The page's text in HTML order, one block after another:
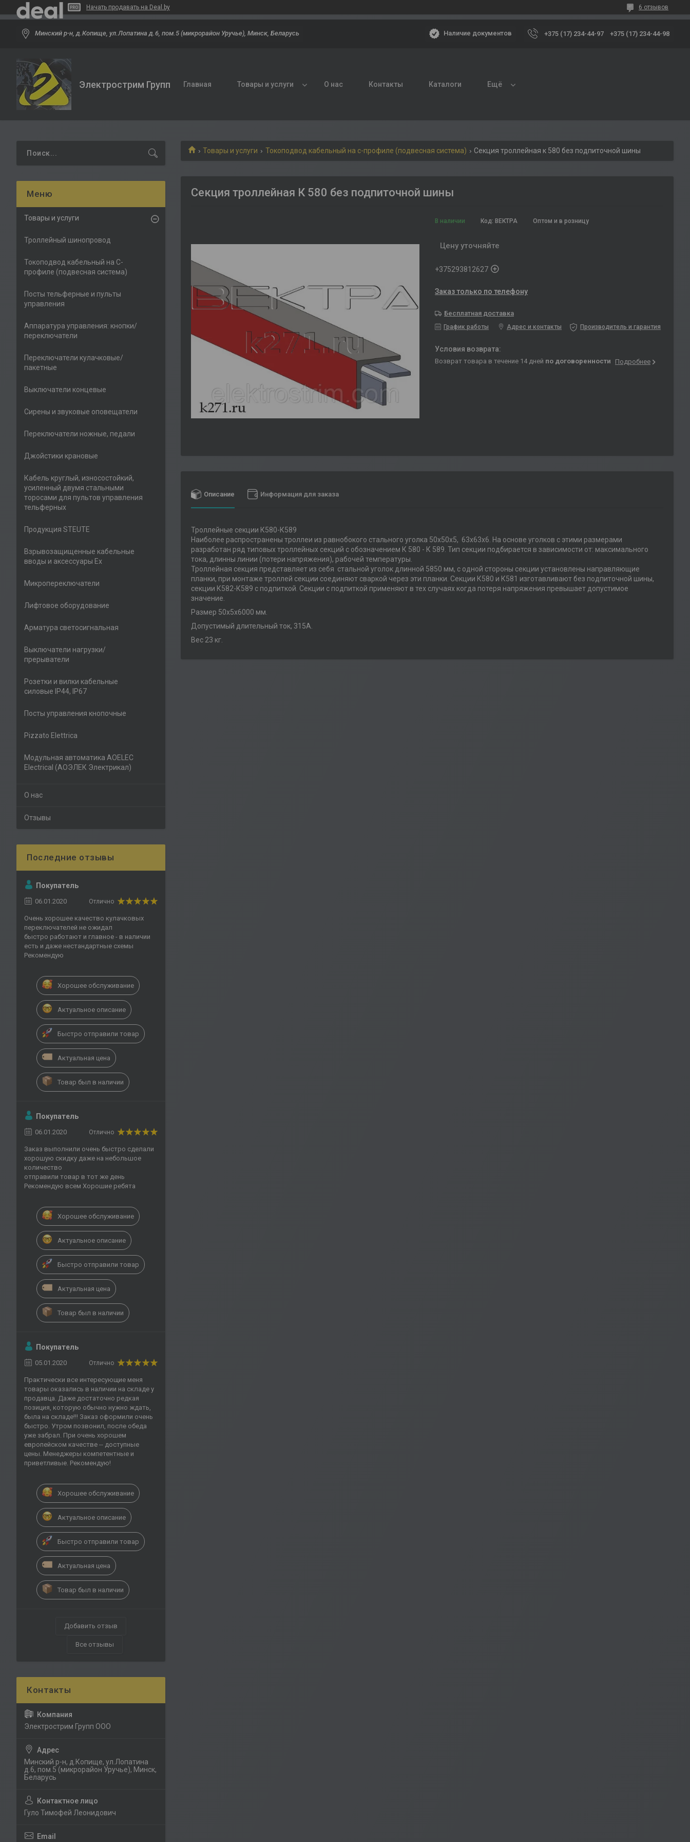
Начать продавать на Deal.by 6 отзывов
Минский р-н, д.Копище, ул.Лопатина д.6, пом.5 (микрорайон Уручье), Минск, Беларусь Наличие документов +375 (17) 234-44-97 +375 (17) 234-44-98
Электрострим Групп Главная Товары и услуги О нас Контакты Каталоги Ещё
Товары и услуги Токоподвод кабельный на с-профиле (подвесная система) Секция троллейная к 580 без подпиточной шины
Секция троллейная К 580 без подпиточной шины
В наличии Оптом и в розницу
Код: ВЕКТРА
Цену уточняйте
+375293812627
Заказ только по телефону
Бесплатная доставка
График работы Адрес и контакты Производитель и гарантия
возврат товара в течение 14 дней по договоренности Подробнее
Описание Информация для заказа
Троллейные секции К580-К589
Наиболее распространены троллеи из равнобокого стального уголка 50х50х5, 63х63х6. На основе уголков с этими размерами
разработан ряд типовых троллейных секций с обозначением К 580 - К 589. Тип секции подбирается в зависимости от: максимального
тока, длинны линии (потери напряжения), рабочей температуры.
Троллейная секция представляет из себя стальной уголок длинной 5850 мм, с одной стороны секции установлены направляющие
планки, при монтаже троллей секции соединяют сваркой через эти планки. Секции К580 и К581 изготавливают без подпиточной шины,
секции К582-К589 с подпиткой. Секции с подпиткой применяют в тех случаях когда потеря напряжения превышает допустимое
значение.
Размер 50х5х6000 мм.
Допустимый длительный ток, 315А.
Вес 23 кг.
Товары и услуги
Троллейный шинопровод
Токоподвод кабельный на С-
профиле (подвесная система)
Посты тельферные и пульты
управления
Аппаратура управления: кнопки/
переключатели
Переключатели кулачковые/
пакетные
Выключатели концевые
Сирены и звуковые оповещатели
Переключатели ножные, педали
Джойстики крановые
Кабель круглый, износостойкий,
усиленный двумя стальными
торосами для пультов управления
тельферных
Продукция STEUTE
Взрывозащищенные кабельные
вводы и аксессуары Ex
Микропереключатели
Лифтовое оборудование
Арматура светосигнальная
Выключатели нагрузки/
прерыватели
Розетки и вилки кабельные
силовые IP44, IP67
Посты управления кнопочные
Pizzato Elettrica
Модульная автоматика AOELEC
Electrical (АОЭЛЕК Электрикал)
О нас
Отзывы
Покупатель
06.01.2020 Отлично
Очень хорошее качество кулачковых
переключателей не ожидал
быстро работают и главное - в наличии
есть и даже нестандартные схемы
Рекомендую
Хорошее обслуживание
Актуальное описание
Быстро отправили товар
Актуальная цена
Товар был в наличии
Покупатель
06.01.2020 Отлично
Заказ выполнили очень быстро сделали
хорошую скидку даже на небольшое
количество
отправили товар в тот же день
Рекомендую всем Хорошие ребята
Хорошее обслуживание
Актуальное описание
Быстро отправили товар
Актуальная цена
Товар был в наличии
Покупатель
05.01.2020 Отлично
Практически все интересующие меня
товары оказались в наличии на складе у
продавца. Даже достаточно редкая
позиция, которую обычно нужно ждать,
была на складе!!! Заказ оформили очень
быстро. Утром позвонил, после обеда
уже забрал. При очень хорошем
европейском качестве -- доступные
цены. Менеджеры компетентные и
приветливые. Рекомендую!
Хорошее обслуживание
Актуальное описание
Быстро отправили товар
Актуальная цена
Товар был в наличии
Добавить отзыв
Все отзывы
Электрострим Групп ООО
Минский р-н, д.Копище, ул.Лопатина
д.6, пом.5 (микрорайон Уручье), Минск,
Беларусь
Гуло Тимофей Леонидович